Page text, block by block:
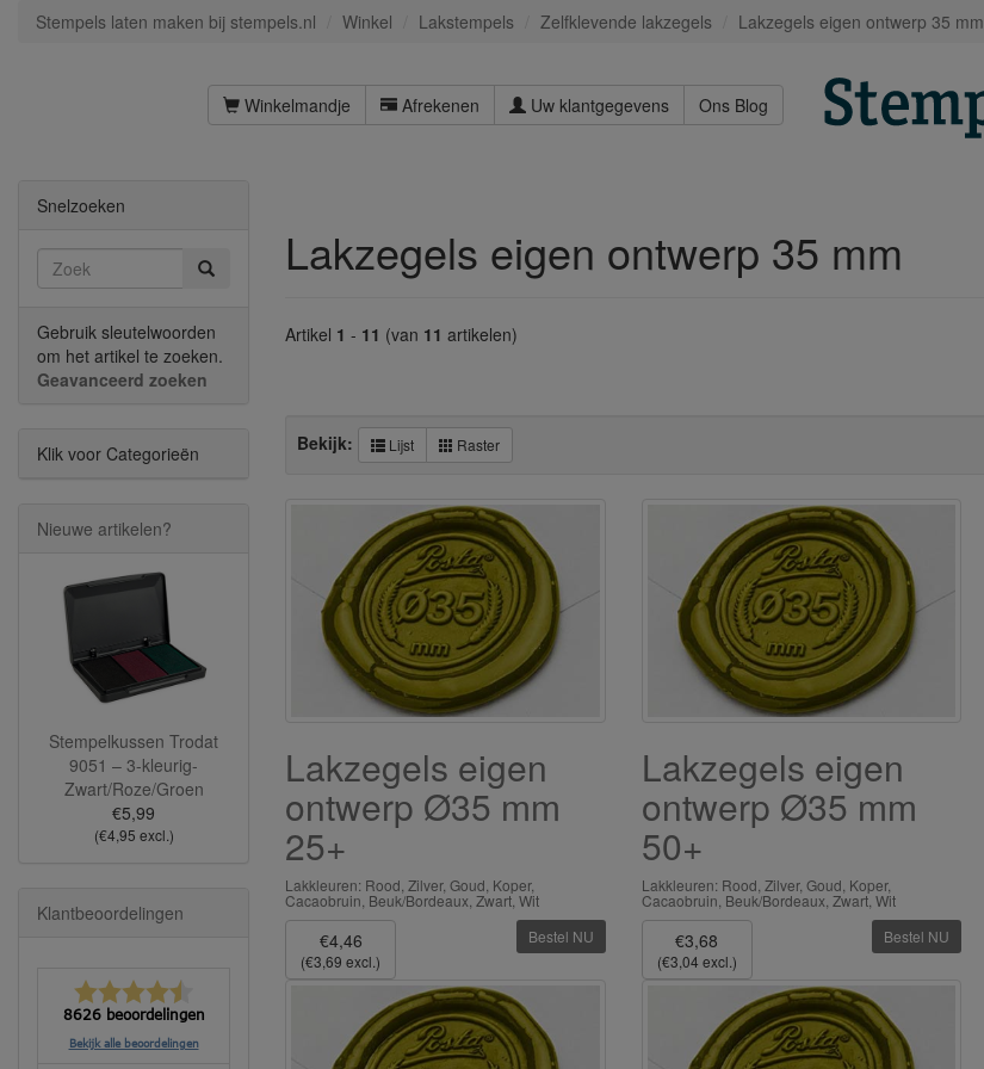
Stempels laten maken bij stempels.nl Winkel Lakstempels Zelfklevende lakzegels Lakzegels eigen ontwerp 35 mm
Winkelmandje Afrekenen Uw klantgegevens Ons Blog
Lakzegels eigen ontwerp 35 mm
Artikel 1 - 11 (van 11 artikelen)
Bekijk: Lijst Raster
Lakzegels eigen
ontwerp Ø35 mm
25+
Lakkleuren: Rood, Zilver, Goud, Koper,
Cacaobruin, Beuk/Bordeaux, Zwart, Wit
€4,46
(€3,69 excl.)
Bestel NU
Lakzegels eigen
ontwerp Ø35 mm
50+
Lakkleuren: Rood, Zilver, Goud, Koper,
Cacaobruin, Beuk/Bordeaux, Zwart, Wit
€3,68
(€3,04 excl.)
Bestel NU
Snelzoeken
Gebruik sleutelwoorden
om het artikel te zoeken.
Geavanceerd zoeken
Klik voor Categorieën
Nieuwe artikelen?
Stempelkussen Trodat
9051 – 3-kleurig-
Zwart/Roze/Groen
€5,99
(€4,95 excl.)
Klantbeoordelingen
8626 beoordelingen
Bekijk alle beoordelingen